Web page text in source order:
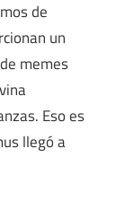
de
un
memes
Eso es
llegó a